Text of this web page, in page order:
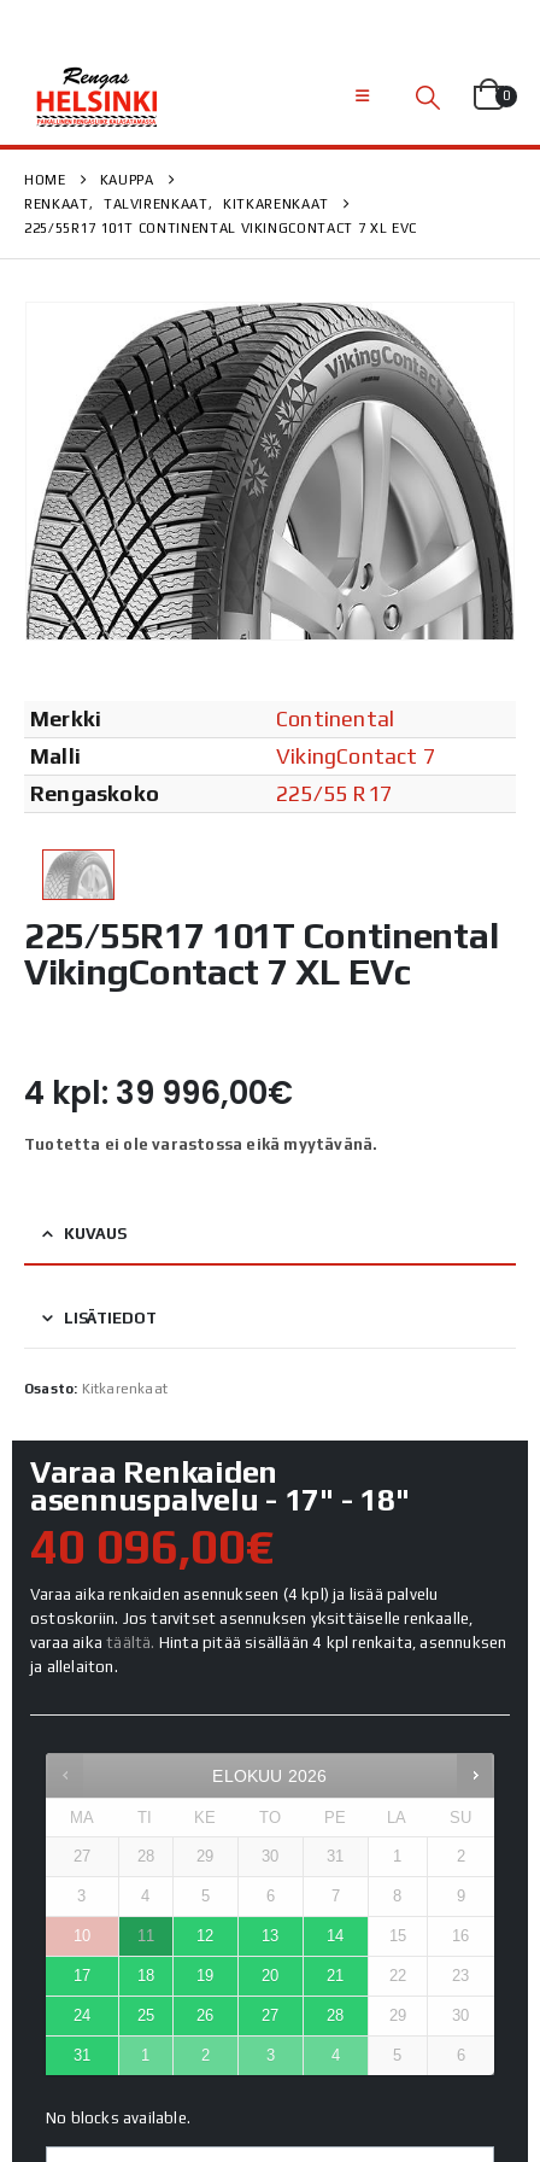
0
HOME
KAUPPA
RENKAAT, TALVIRENKAAT,
KITKARENKAAT
225/55R17 101T CONTINENTAL VIKINGCONTACT 7 XL EVC
Merkki
Continental
Malli
VikingContact 7
Rengaskoko
225/55 R17
225/55R17 101T Continental
VikingContact 7 XL EVc
4 kpl: 39 996,00€
Tuotetta ei ole varastossa eikä myytävänä.
KUVAUS
LISÄTIEDOT
Osasto: Kitkarenkaat
Varaa Renkaiden
asennuspalvelu - 17" - 18"
40 096,00€
Varaa aika renkaiden asennukseen (4 kpl) ja lisää palvelu
ostoskoriin. Jos tarvitset asennuksen yksittäiselle renkaalle,
varaa aikatäältä. Hinta pitää sisällään 4 kpl renkaita, asennuksen
ja allelaiton.
ELOKUU 2026
MA TI KE TO PE LA SU
27 28 29 30 31 1 2
3 4 5 6 7 8 9
10 11 12 13 14 15 16
17 18 19 20 21 22 23
24 25 26 27 28 29 30
31 1 2 3 4 5 6
No blocks available.